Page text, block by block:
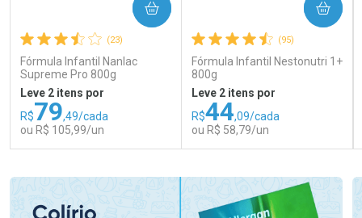
(23)
Fórmula Infantil Nanlac
Supreme Pro 800g
Leve 2 itens por
R$79,49/cada
ou R$ 105,99/un
COMPRAR
(95)
Fórmula Infantil Nestonutri 1+
800g
Leve 2 itens por
R$44,09/cada
ou R$ 58,79/un
COMPRAR
Laboratório
Por Menos